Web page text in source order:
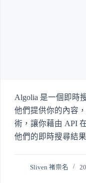
Algolia 是一個即時
他們提供你的內容
術，讓你藉由 API
他們的即時搜尋結果
Sliven 褚崇名